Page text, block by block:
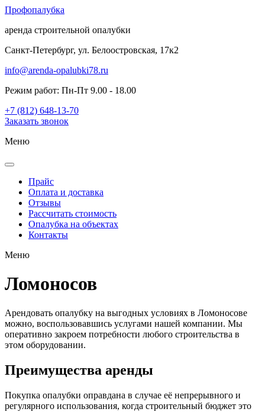
Профопалубка
аренда строительной опалубки
Санкт-Петербург, ул. Белоостровская, 17к2
info@arenda-opalubki78.ru
Режим работ: Пн-Пт 9.00 - 18.00
+7 (812) 648-13-70
Заказать звонок
Меню
Прайс
Оплата и доставка
Отзывы
Рассчитать стоимость
Опалубка на объектах
Контакты
Меню
Ломоносов
Арендовать опалубку на выгодных условиях в Ломоносове
можно, воспользовавшись услугами нашей компании. Мы
оперативно закроем потребности любого строительства в
этом оборудовании.
Преимущества аренды
Покупка опалубки оправдана в случае её непрерывного и
регулярного использования, когда строительный бюджет это